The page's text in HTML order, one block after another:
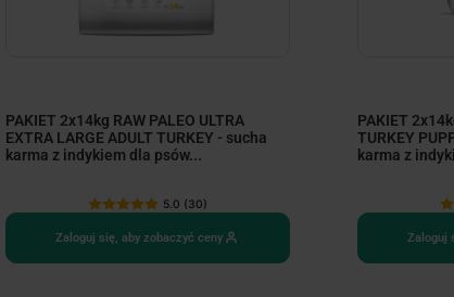
PAKIET 2x14kg RAW PALEO ULTRA
EXTRA LARGE ADULT TURKEY - sucha
karma z indykiem dla psów...
5.0 (30)
Zaloguj się, aby zobaczyć ceny
PAKIET
TURKEY
karma z
Zaloguj